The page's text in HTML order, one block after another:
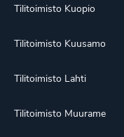
Tilitoimisto Kuopio
Tilitoimisto Kuusamo
Tilitoimisto Lahti
Tilitoimisto Muurame